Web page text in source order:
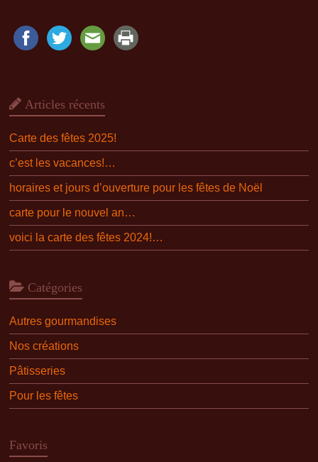
Articles récents
Carte des fêtes 2025!
c’est les vacances!…
horaires et jours d’ouverture pour les fêtes de Noël
carte pour le nouvel an…
voici la carte des fêtes 2024!…
Catégories
Autres gourmandises
Nos créations
Pâtisseries
Pour les fêtes
Favoris